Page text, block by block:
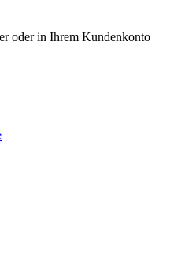
oder in Ihrem Kundenkonto